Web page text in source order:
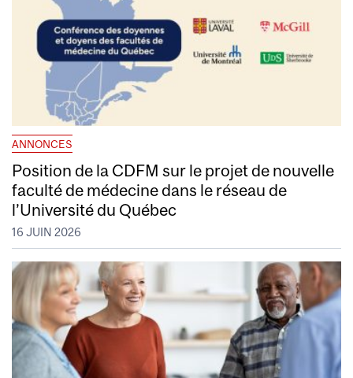
ANNONCES
Position de la CDFM sur le projet de nouvelle
faculté de médecine dans le réseau de
l’Université du Québec
16 JUIN 2026